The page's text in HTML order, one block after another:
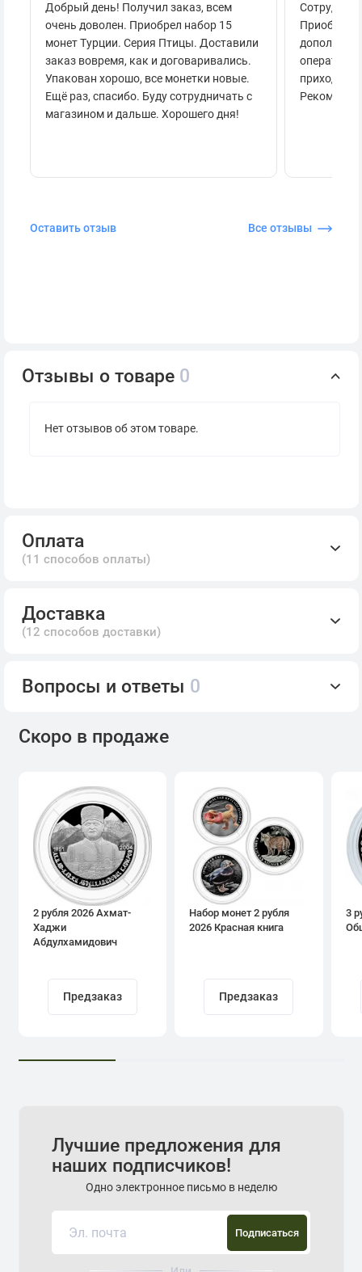
Добрый день! Получил заказ, всем
очень доволен. Приобрел набор 15
монет Турции. Серия Птицы. Доставили
заказ вовремя, как и договаривались.
Упакован хорошо, все монетки новые.
Ещё раз, спасибо. Буду сотрудничать с
магазином и дальше. Хорошего дня!
приходило
Оставить отзыв Все отзывы
Отзывы о товаре 0
Нет отзывов об этом товаре.
Оплата
(11 способов оплаты)
Доставка
(12 способов доставки)
Вопросы и ответы 0
Скоро в продаже
2 рубля 2026 Ахмат-
Хаджи
Абдулхамидович
Предзаказ
Набор монет 2 рубля
2026 Красная книга
Предзаказ
3
Лучшие предложения для
наших подписчиков!
Одно электронное письмо в неделю
Подписаться